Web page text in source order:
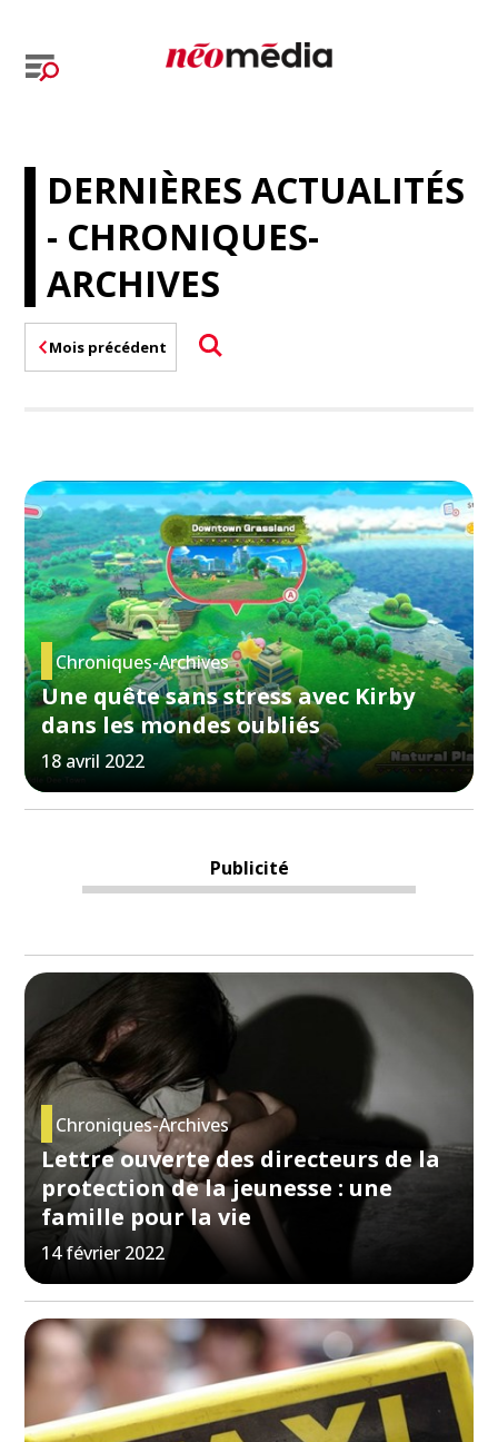
DERNIÈRES ACTUALITÉS
- CHRONIQUES-
ARCHIVES
Mois précédent
Chroniques-Archives
Une quête sans stress avec Kirby
dans les mondes oubliés
18 avril 2022
Publicité
Chroniques-Archives
Lettre ouverte des directeurs de la
protection de la jeunesse : une
famille pour la vie
14 février 2022